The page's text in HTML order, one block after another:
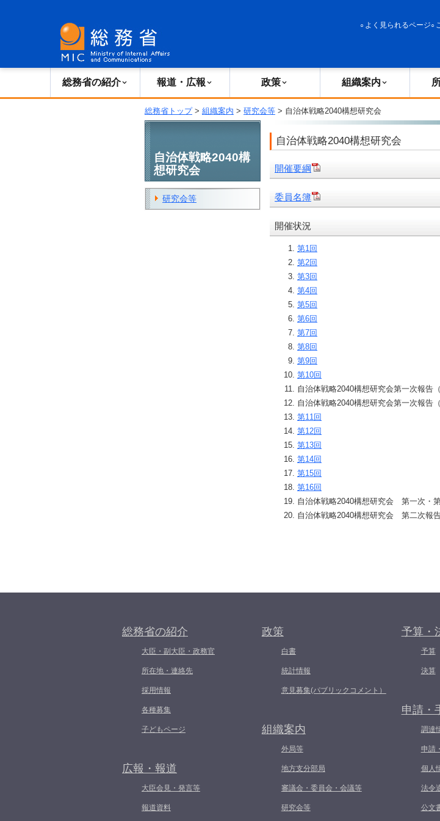
よく見られるページ
総務省の紹介 報道・広報 政策 組織案内
総務省トップ> 組織案内 > 研究会等 > 自治体戦略2040構想研究会
自治体戦略2040構想研究会
開催要綱
委員名簿
開催状況
第1回
第2回
第3回
第4回
第5回
第6回
第7回
第8回
第9回
第10回
自治体戦略2040構想研究会第一次報告（
自治体戦略2040構想研究会第一次報告（
第11回
第12回
第13回
第14回
第15回
第16回
自治体戦略2040構想研究会 第一次・
自治体戦略2040構想研究会 第二次報
自治体戦略2040構
想研究会
研究会等
総務省の紹介
大臣・副大臣・政務官
所在地・連絡先
採用情報
各種募集
子どもページ
広報・報道
大臣会見・発言等
報道資料
政策
白書
統計情報
意見募集(パブリックコメント）
組織案内
外局等
地方支分部局
審議会・委員会・会議等
研究会等
予算・
予算
決算
申請・
調達
申請
個人
法令
公文